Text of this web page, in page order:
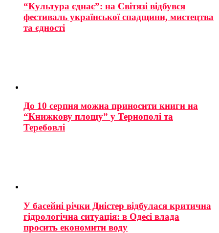
“Культура єднає”: на Світязі відбувся
фестиваль української спадщини, мистецтва
та єдності
До 10 серпня можна приносити книги на
“Книжкову площу” у Тернополі та
Теребовлі
У басейні річки Дністер відбулася критична
гідрологічна ситуація: в Одесі влада
просить економити воду